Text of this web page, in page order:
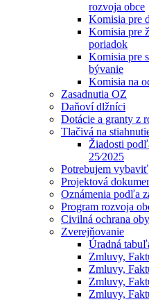
rozvoja obce
Komisia pre
Komisia pre
poriadok
Komisia pre
bývanie
Komisia na
Zasadnutia OZ
Daňoví dlžníci
Dotácie a granty z
Tlačivá na
Žiadosti
25⁄2025
Potrebujem vybaviť
Projektová
Oznámenia podľa
Program rozvoja
Civilná ochrana
Zverejňovanie
Úradná
Zmluvy,
Zmluvy,
Zmluvy,
Zmluvy,